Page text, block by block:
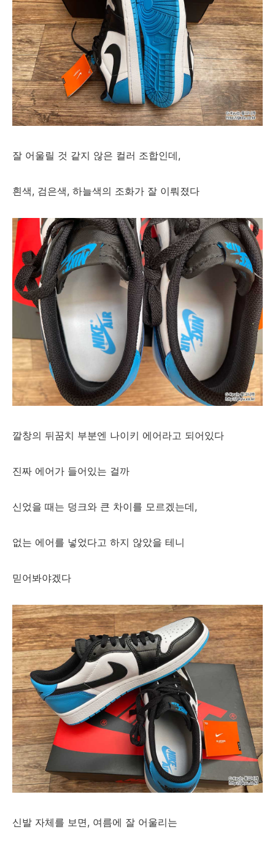
잘 어울릴 것 같지 않은 컬러 조합인데,
흰색, 검은색, 하늘색의 조화가 잘 이뤄졌다
깔창의 뒤꿈치 부분엔 나이키 에어라고 되어있다
진짜 에어가 들어있는 걸까
신었을 때는 덩크와 큰 차이를 모르겠는데,
없는 에어를 넣었다고 하지 않았을 테니
믿어봐야겠다
신발 자체를 보면, 여름에 잘 어울리는